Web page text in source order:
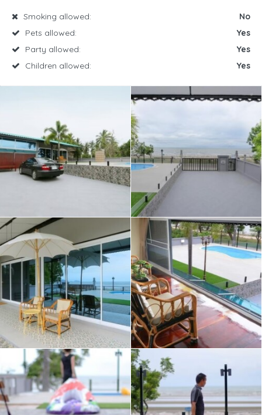
Smoking allowed:
No
Pets allowed:
Yes
Party allowed:
Yes
Children allowed:
Yes